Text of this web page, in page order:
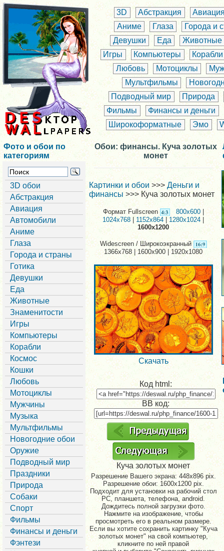
3D Абстракция
Аниме
Глаза
Города и
Девушки
Еда
Животные
Игры
Компьютеры
Корабли
Любовь
Мотоциклы
Мультфильмы
Подводный мир
Природа
Фильмы
Финансы и деньги
Широкоформатные
Эмо
Фото и обои по
категориям
3D обои
Абстракция
Авиация
Автомобили
Аниме
Глаза
Города и страны
Готика
Девушки
Еда
Животные
Знаменитости
Игры
Компьютеры
Корабли
Космос
Кошки
Любовь
Мотоциклы
Мужчины
Музыка
Мультфильмы
Новогодние обои
Оружие
Подводный мир
Праздники
Природа
Собаки
Спорт
Фильмы
Финансы и деньги
Фэнтези
Обои: финансы. Куча золотых
монет
Картинки и обои >>> Деньги и
финансы>>> Куча золотых монет
Формат Fullscreen 800x600
1024x768
1152x864|1280x1024
1600x1200
Widescreen / Широкоэкранный
1366x768 | 1600x900 | 1920x1080
Скачать
Код html:
BB код:
Куча золотых монет
Разрешение Вашего экрана: 448x896 pix.
Разрешение обои: 1600x1200 pix.
Подходит для установки на рабочий стол
PC, планшета, телефона, android.
Дождитесь полной загрузки фото.
Нажмите на изображение, чтобы
просмотреть его в реальном размере.
Если вы хотите сохранить картинку "Куча
золотых монет" на свой компьютер,
кликните по ней правой